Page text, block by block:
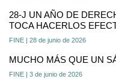
28-J UN AÑO DE
TOCA HACERLOS
FINE | 28 de junio de 2026
MUCHO MÁS QUE UN
FINE | 3 de junio de 2026